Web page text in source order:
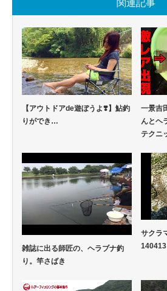
関連記事
【アウトドアde遊ぼうよ❣️】鮎釣
りができ…
一景吉
んとヘ
テクニ
雑誌に出る師匠の、ヘラブナ釣
り。竿さばき
サクラ
140413